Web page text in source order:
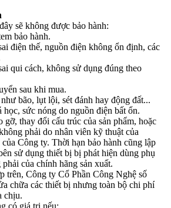
sẽ không được bảo hành:
bảo hành.
điện thế, nguồn điện không ổn định, các
qui cách, không sử dụng đúng theo
sau khi mua.
bão, lụt lội, sét đánh hay động đất...
học, sức nóng do nguồn điện bất ổn.
gỡ, thay đổi cấu trúc của sản phẩm, hoặc
phải do nhân viên kỹ thuật của
Công ty. Thời hạn bảo hành cũng lập
sử dụng thiết bị bị phát hiện dùng phụ
của chính hãng sản xuất.
trên, Công ty Cổ Phần Công Nghệ số
chữa các thiết bị nhưng toàn bộ chi phí
chịu.